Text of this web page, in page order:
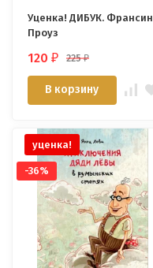
Уценка! ДИБУК. Франсин
Проуз
120₽ 225₽
В корзину
уценка!
-36%